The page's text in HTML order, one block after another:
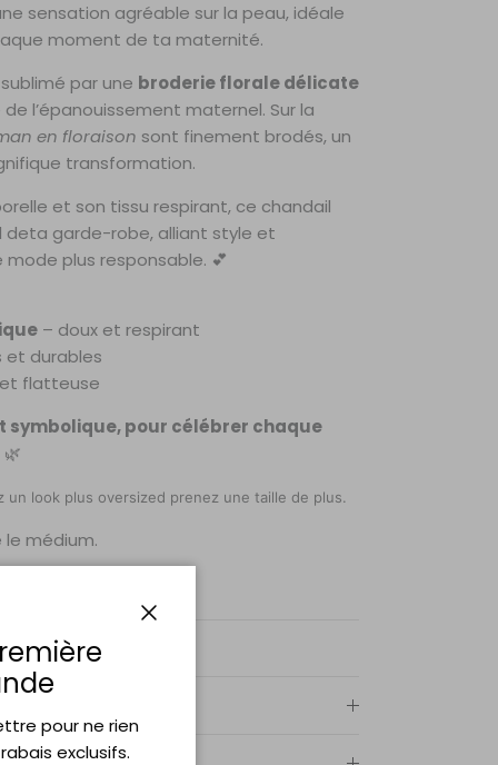
sensation agréable sur la peau, idéale
moment de ta maternité.
par une broderie florale délicate
l’épanouissement maternel. Sur la
en floraison sont finement brodés, un
transformation.
et son tissu respirant, ce chandail
deta garde-robe, alliant style et
plus responsable. 💕
– doux et respirant
et durables
flatteuse
symbolique, pour célébrer chaque
🌿
un look plus oversized prenez une taille de plus.
le médium.
pour ne rien
exclusifs.